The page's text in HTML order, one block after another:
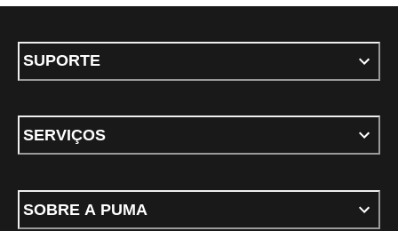
SUPORTE
SERVIÇOS
SOBRE A PUMA